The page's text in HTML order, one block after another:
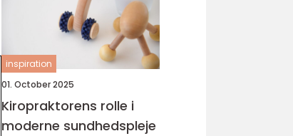
inspiration
01. October 2025
Kiropraktorens rolle i
moderne sundhedspleje